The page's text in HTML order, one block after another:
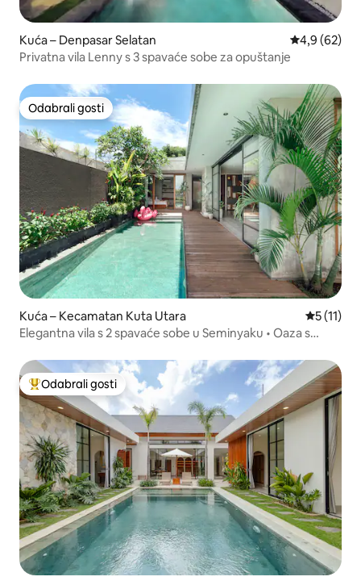
Kuća – Denpasar Selatan Prosječna
4,9 (62)
Privatna vila Lenny s 3 spavaće sobe za opuštanje
Odabrali gosti
Odabrali gosti
Kuća – Kecamatan Kuta Utara
5 (11)
Elegantna vila s 2 spavaće sobe u Seminyaku • Oaza s
Među najviše rangiranima s oznakom „Odabrali gosti”
Odabrali gosti